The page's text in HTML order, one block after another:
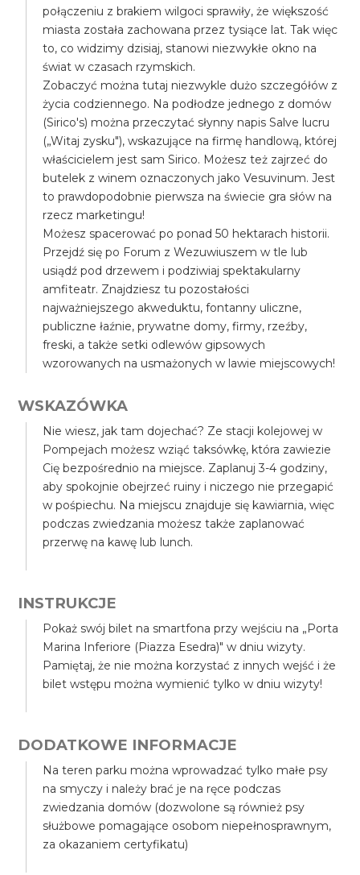
połączeniu z brakiem wilgoci sprawiły, że większość
miasta została zachowana przez tysiące lat. Tak więc
to, co widzimy dzisiaj, stanowi niezwykłe okno na
świat w czasach rzymskich.
Zobaczyć można tutaj niezwykle dużo szczegółów z
życia codziennego. Na podłodze jednego z domów
(Sirico's) można przeczytać słynny napis Salve lucru
(„Witaj zysku"), wskazujące na firmę handlową, której
właścicielem jest sam Sirico. Możesz też zajrzeć do
butelek z winem oznaczonych jako Vesuvinum. Jest
to prawdopodobnie pierwsza na świecie gra słów na
rzecz marketingu!
Możesz spacerować po ponad 50 hektarach historii.
Przejdź się po Forum z Wezuwiuszem w tle lub
usiądź pod drzewem i podziwiaj spektakularny
amfiteatr. Znajdziesz tu pozostałości
najważniejszego akweduktu, fontanny uliczne,
publiczne łaźnie, prywatne domy, firmy, rzeźby,
freski, a także setki odlewów gipsowych
wzorowanych na usmażonych w lawie miejscowych!
WSKAZÓWKA
Nie wiesz, jak tam dojechać? Ze stacji kolejowej w
Pompejach możesz wziąć taksówkę, która zawiezie
Cię bezpośrednio na miejsce. Zaplanuj 3-4 godziny,
aby spokojnie obejrzeć ruiny i niczego nie przegapić
w pośpiechu. Na miejscu znajduje się kawiarnia, więc
podczas zwiedzania możesz także zaplanować
przerwę na kawę lub lunch.
INSTRUKCJE
Pokaż swój bilet na smartfona przy wejściu na „Porta
Marina Inferiore (Piazza Esedra)" w dniu wizyty.
Pamiętaj, że nie można korzystać z innych wejść i że
bilet wstępu można wymienić tylko w dniu wizyty!
DODATKOWE INFORMACJE
Na teren parku można wprowadzać tylko małe psy
na smyczy i należy brać je na ręce podczas
zwiedzania domów (dozwolone są również psy
służbowe pomagające osobom niepełnosprawnym,
za okazaniem certyfikatu)